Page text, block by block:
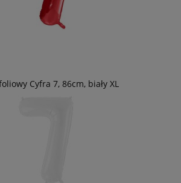
Cyfra 7, 86cm, biały XL